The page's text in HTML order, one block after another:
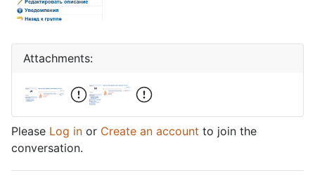
Attachments:
Please Log in or Create an account to join the
conversation.